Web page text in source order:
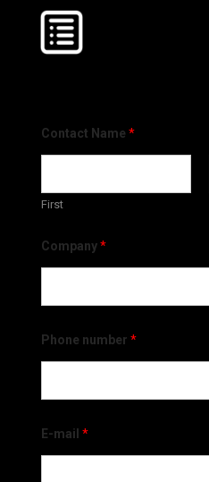
Contact Name *
First
Company*
Phone number *
E-mail *